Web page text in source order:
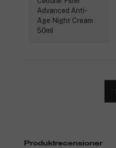
Produktrecensioner